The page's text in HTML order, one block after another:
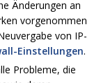
Änderungen an
vorgenommen
von IP-
Einstellungen.
Probleme, die